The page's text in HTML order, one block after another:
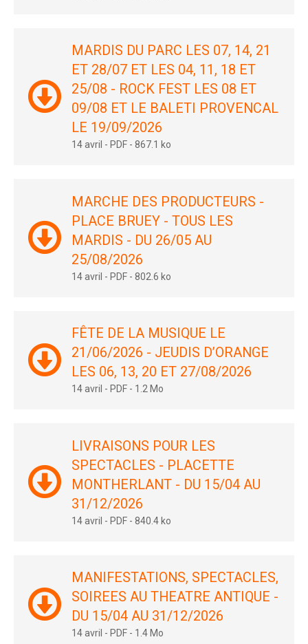
MARDIS DU PARC LES 07, 14, 21
ET 28/07 ET LES 04, 11, 18 ET
25/08 - ROCK FEST LES 08 ET
09/08 ET LE BALETI PROVENCAL
LE 19/09/2026
14 avril - PDF -867.1 ko
MARCHE DES PRODUCTEURS -
PLACE BRUEY - TOUS LES
MARDIS - DU 26/05 AU
25/08/2026
14 avril - PDF -802.6 ko
FÊTE DE LA MUSIQUE LE
21/06/2026 - JEUDIS D’ORANGE
LES 06, 13, 20 ET 27/08/2026
14 avril - PDF - 1.2 Mo
LIVRAISONS POUR LES
SPECTACLES - PLACETTE
MONTHERLANT - DU 15/04 AU
31/12/2026
14 avril - PDF -840.4 ko
MANIFESTATIONS, SPECTACLES,
SOIREES AU THEATRE ANTIQUE -
DU 15/04 AU 31/12/2026
14 avril - PDF - 1.4 Mo